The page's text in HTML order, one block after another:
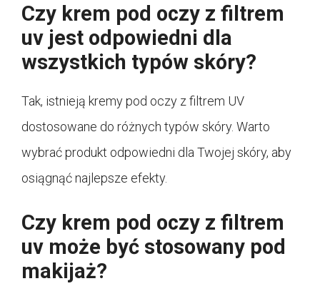
Czy krem pod oczy z filtrem
uv jest odpowiedni dla
wszystkich typów skóry?
Tak, istnieją kremy pod oczy z filtrem UV
dostosowane do różnych typów skóry. Warto
wybrać produkt odpowiedni dla Twojej skóry, aby
osiągnąć najlepsze efekty.
Czy krem pod oczy z filtrem
uv może być stosowany pod
makijaż?